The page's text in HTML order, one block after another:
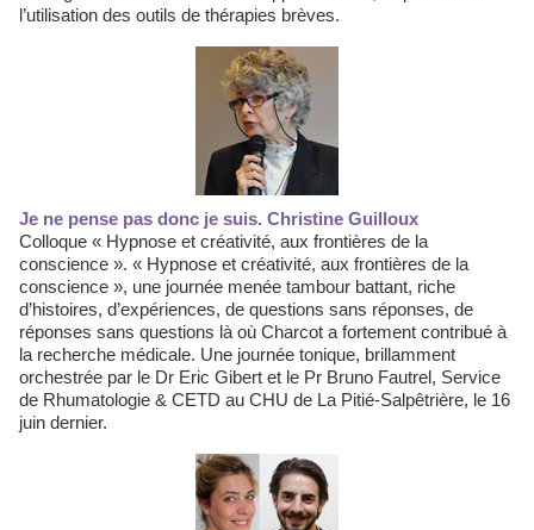
l’utilisation des outils de thérapies brèves.
Je ne pense pas donc je suis. Christine Guilloux
Colloque « Hypnose et créativité, aux frontières de la
conscience ». « Hypnose et créativité, aux frontières de la
conscience », une journée menée tambour battant, riche
d’histoires, d’expériences, de questions sans réponses, de
réponses sans questions là où Charcot a fortement contribué à
la recherche médicale. Une journée tonique, brillamment
orchestrée par le Dr Eric Gibert et le Pr Bruno Fautrel, Service
de Rhumatologie & CETD au CHU de La Pitié-Salpêtrière, le 16
juin dernier.